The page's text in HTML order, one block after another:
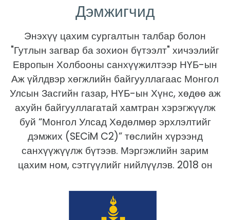
Дэмжигчид
Энэхүү цахим сургалтын талбар болон
"Гутлын загвар ба зохион бүтээлт" хичээлийг
Европын Холбооны санхүүжилтээр НҮБ-ын
Аж үйлдвэр хөгжлийн байгууллагаас Монгол
Улсын Засгийн газар, НҮБ-ын Хүнс, хөдөө аж
ахуйн байгууллагатай хамтран хэрэгжүүлж
буй “Монгол Улсад Хөдөлмөр эрхлэлтийг
дэмжих (SECiM C2)” төслийн хүрээнд
санхүүжүүлж бүтээв. Мэргэжлийн зарим
цахим ном, сэтгүүлийг нийлүүлэв. 2018 он